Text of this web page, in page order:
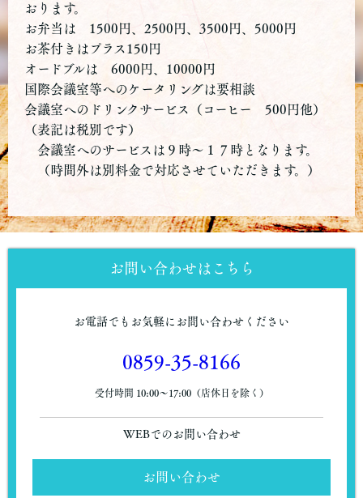
おります。
お弁当は 1500円、2500円、3500円、5000円
お茶付きはプラス150円
オードブルは 6000円、10000円
国際会議室等へのケータリングは要相談
会議室へのドリンクサービス（コーヒー 500円他）
（表記は税別です）
会議室へのサービスは９時〜１７時となります。
（時間外は別料金で対応させていただきます。）
お問い合わせはこちら
お電話でもお気軽にお問い合わせください
0859-35-8166
受付時間 10:00〜17:00（店休日を除く）
WEBでのお問い合わせ
お問い合わせ